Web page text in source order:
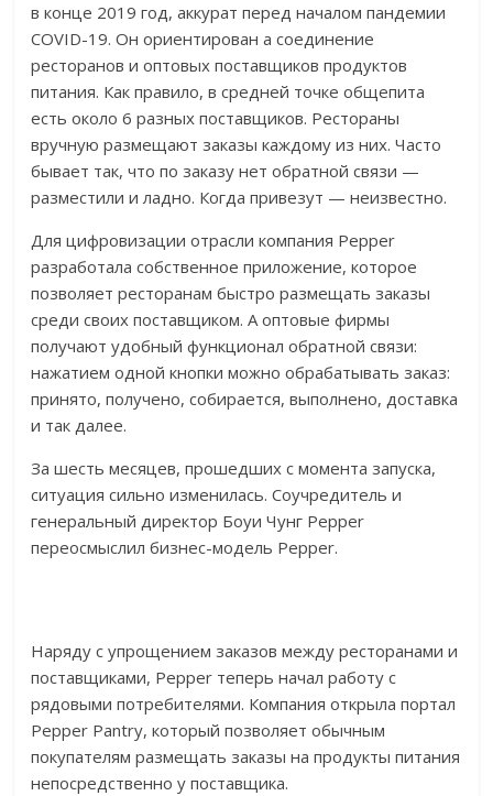
в конце 2019 год, аккурат перед началом пандемии
COVID-19. Он ориентирован а соединение
ресторанов и оптовых поставщиков продуктов
питания. Как правило, в средней точке общепита
есть около 6 разных поставщиков. Рестораны
вручную размещают заказы каждому из них. Часто
бывает так, что по заказу нет обратной связи —
разместили и ладно. Когда привезут — неизвестно.
Для цифровизации отрасли компания Pepper
разработала собственное приложение, которое
позволяет ресторанам быстро размещать заказы
среди своих поставщиком. А оптовые фирмы
получают удобный функционал обратной связи:
нажатием одной кнопки можно обрабатывать заказ:
принято, получено, собирается, выполнено, доставка
и так далее.
За шесть месяцев, прошедших с момента запуска,
ситуация сильно изменилась. Соучредитель и
генеральный директор Боуи Чунг Pepper
переосмыслил бизнес-модель Pepper.
Наряду с упрощением заказов между ресторанами и
поставщиками, Pepper теперь начал работу с
рядовыми потребителями. Компания открыла портал
Pepper Pantry, который позволяет обычным
покупателям размещать заказы на продукты питания
непосредственно у поставщика.